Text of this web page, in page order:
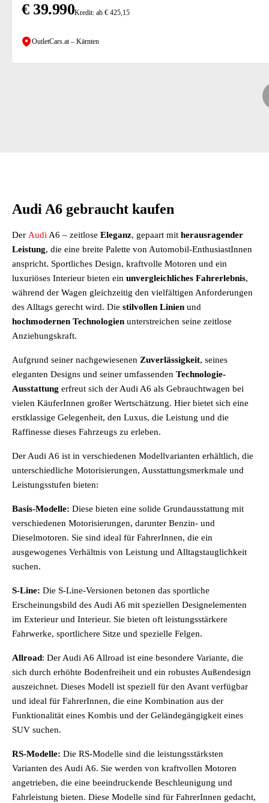
€ 39.990Kredit: ab € 425,15
OutletCars.at – Kärnten
Audi A6 gebraucht kaufen
Der Audi A6 – zeitlose Eleganz, gepaart mit herausragender
Leistung, die eine breite Palette von Automobil-EnthusiastInnen
anspricht. Sportliches Design, kraftvolle Motoren und ein
luxuriöses Interieur bieten ein unvergleichliches Fahrerlebnis,
während der Wagen gleichzeitig den vielfältigen Anforderungen
des Alltags gerecht wird. Die stilvollen Linien und
hochmodernen Technologien unterstreichen seine zeitlose
Anziehungskraft.
Aufgrund seiner nachgewiesenen Zuverlässigkeit, seines
eleganten Designs und seiner umfassenden Technologie-
Ausstattung erfreut sich der Audi A6 als Gebrauchtwagen bei
vielen KäuferInnen großer Wertschätzung. Hier bietet sich eine
erstklassige Gelegenheit, den Luxus, die Leistung und die
Raffinesse dieses Fahrzeugs zu erleben.
Der Audi A6 ist in verschiedenen Modellvarianten erhältlich, die
unterschiedliche Motorisierungen, Ausstattungsmerkmale und
Leistungsstufen bieten:
Basis-Modelle: Diese bieten eine solide Grundausstattung mit
verschiedenen Motorisierungen, darunter Benzin- und
Dieselmotoren. Sie sind ideal für FahrerInnen, die ein
ausgewogenes Verhältnis von Leistung und Alltagstauglichkeit
suchen.
S-Line: Die S-Line-Versionen betonen das sportliche
Erscheinungsbild des Audi A6 mit speziellen Designelementen
im Exterieur und Interieur. Sie bieten oft leistungsstärkere
Fahrwerke, sportlichere Sitze und spezielle Felgen.
Allroad: Der Audi A6 Allroad ist eine besondere Variante, die
sich durch erhöhte Bodenfreiheit und ein robustes Außendesign
auszeichnet. Dieses Modell ist speziell für den Avant verfügbar
und ideal für FahrerInnen, die eine Kombination aus der
Funktionalität eines Kombis und der Geländegängigkeit eines
SUV suchen.
RS-Modelle: Die RS-Modelle sind die leistungsstärksten
Varianten des Audi A6. Sie werden von kraftvollen Motoren
angetrieben, die eine beeindruckende Beschleunigung und
Fahrleistung bieten. Diese Modelle sind für FahrerInnen gedacht,